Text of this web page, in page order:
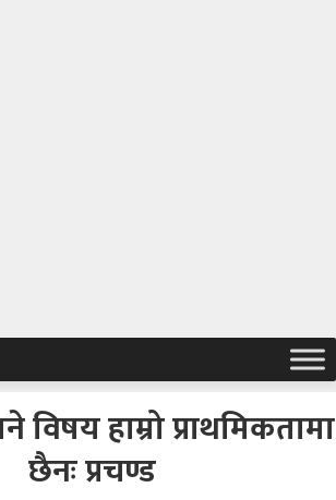
विषय हाम्रो प्राथमिकतामा
छैनः प्रचण्ड